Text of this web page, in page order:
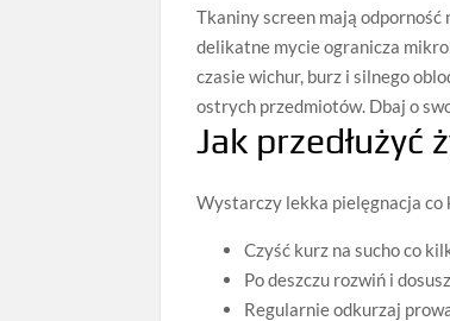
Tkaniny screen mają odporność
delikatne mycie ogranicza
czasie wichur, burz i silnego
ostrych przedmiotów. Dbaj o
Jak
Wystarczy lekka pielęgnacja co
Czyść kurz na sucho co
Po deszczu rozwiń i
Regularnie odkurzaj